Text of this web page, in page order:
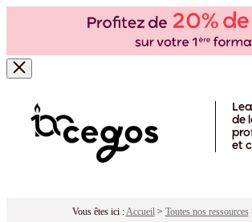
de
et
Vous êtes ici :Accueil> Toutes nos ressources